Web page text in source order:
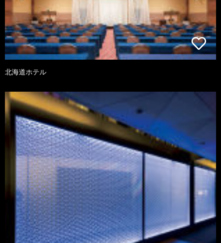
北海道ホテル